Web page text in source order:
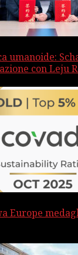
umanoide:
con Leju
Europe